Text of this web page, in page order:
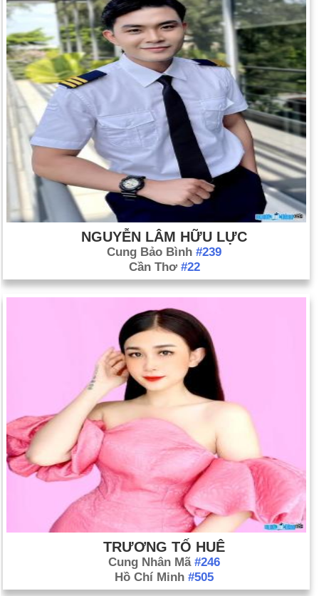
NGUYỄN LÂM HỮU LỰC
Cung Bảo Bình #239
Cần Thơ #22
TRƯƠNG TỐ HUÊ
Cung Nhân Mã #246
Hồ Chí Minh #505